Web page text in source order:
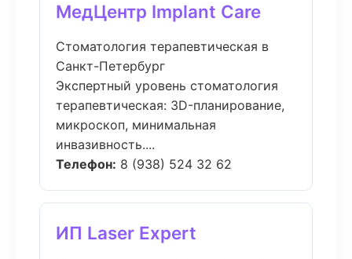
МедЦентр Implant Care
Стоматология терапевтическая в
Санкт-Петербург
Экспертный уровень стоматология
терапевтическая: 3D-планирование,
микроскоп, минимальная
инвазивность....
Телефон: 8 (938) 524 32 62
ИП Laser Expert